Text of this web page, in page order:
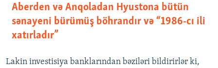
Aberden və Anqoladan Hyustona bütün
sənayeni bürümüş böhrandır və “1986-cı ili
xatırladır”
Lakin investisiya banklarından bəziləri bildirirlər ki,